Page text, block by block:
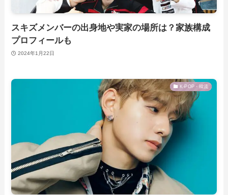
スキズメンバーの出身地や実家の場所は？家族構成
プロフィールも
2024年1月22日
K-POP・韓流